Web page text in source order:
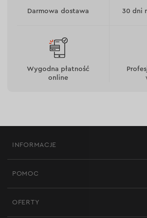
część tnąca posiada dodatkowe
Darmowa dostawa 30 dni
Wygodna płatność
online
INFORMACJE
POMOC
OFERTY